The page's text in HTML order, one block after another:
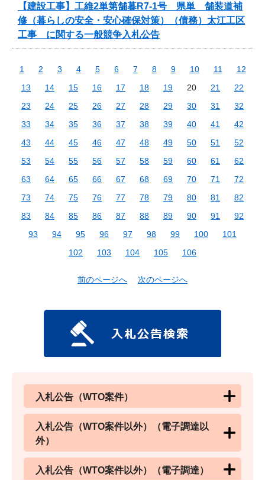
【建設工事】工維2単第舗暮R7-1号 県単 舗装道補
修（暮らしの安全・安心確保対策）（債務）太江工区
工事 に関する一般競争入札公告
1 2 3 4 5 6 7 8 9 10 11
12
13
14 15 16 17 18 19 20 21
22
23
24 25 26 27 28 29 30 31
32
33
34 35 36 37 38 39 40 41
42
43
44 45 46 47 48 49 50 51
52
53
54 55 56 57 58 59 60 61
62
63
64 65 66 67 68 69 70 71
72
73
74 75 76 77 78 79 80 81
82
83
84 85 86 87 88 89 90 91
92
93
94 95 96 97 98 99 100
101
102
103 104 105 106
前のページへ 次のページへ
入札公告（WTO案件）
入札公告（WTO案件以外）（電子調達以
外）
入札公告（WTO案件以外）（電子調達）